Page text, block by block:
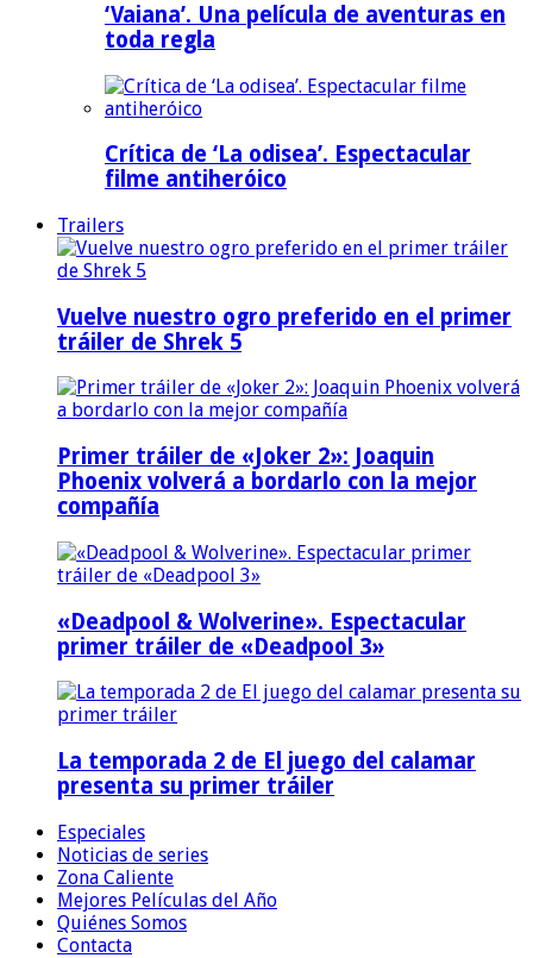
‘Vaiana’. Una película de aventuras en
toda regla
Crítica de ‘La odisea’. Espectacular
filme antiheróico
Trailers
Vuelve nuestro ogro preferido en el primer
tráiler de Shrek 5
Primer tráiler de «Joker 2»: Joaquin
Phoenix volverá a bordarlo con la mejor
compañía
«Deadpool & Wolverine». Espectacular
primer tráiler de «Deadpool 3»
La temporada 2 de El juego del calamar
presenta su primer tráiler
Especiales
Noticias de series
Zona Caliente
Mejores Películas del Año
Quiénes Somos
Contacta